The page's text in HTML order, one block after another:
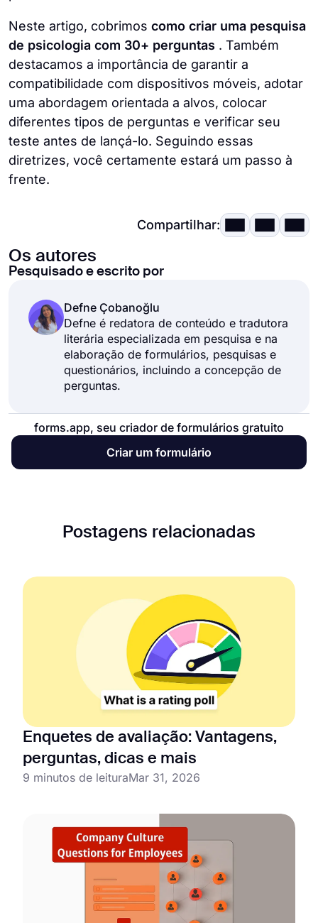
Neste artigo, cobrimos como criar uma pesquisa
de psicologia com 30+ perguntas . Também
destacamos a importância de garantir a
compatibilidade com dispositivos móveis, adotar
uma abordagem orientada a alvos, colocar
diferentes tipos de perguntas e verificar seu
teste antes de lançá-lo. Seguindo essas
diretrizes, você certamente estará um passo à
frente.
Compartilhar:
Os autores
Pesquisado e escrito por
Defne Çobanoğlu
Defne é redatora de conteúdo e tradutora
literária especializada em pesquisa e na
elaboração de formulários, pesquisas e
questionários, incluindo a concepção de
perguntas.
forms.app, seu criador de formulários gratuito
Criar um formulário
Postagens relacionadas
Enquetes de avaliação: Vantagens,
perguntas, dicas e mais
9 minutos de leituraMar 31, 2026